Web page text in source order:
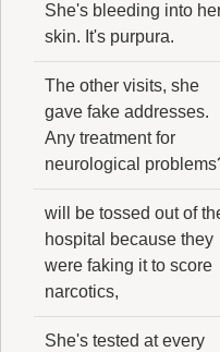
She's bleeding into
skin. It's purpura.
The other visits, she
gave fake addresses.
Any treatment for
neurological
will be tossed out of
hospital because they
were faking it to score
narcotics,
She's tested at every